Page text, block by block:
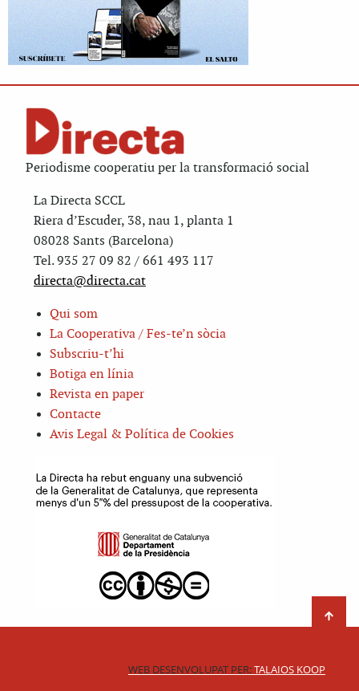
Periodisme cooperatiu per la transformació social
La Directa SCCL
Riera d’Escuder, 38, nau 1, planta 1
08028 Sants (Barcelona)
Tel. 935 27 09 82 / 661 493 117
directa@directa.cat
Qui som
La Cooperativa / Fes-te’n sòcia
Subscriu-t’hi
Botiga en línia
Revista en paper
Contacte
Avis Legal & Política de Cookies
WEB DESENVOLUPAT PER:TALAIOS KOOP